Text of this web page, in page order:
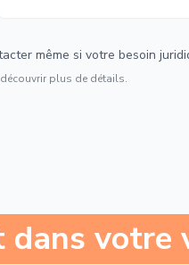
même si votre besoin
plus de détails.
dans votre